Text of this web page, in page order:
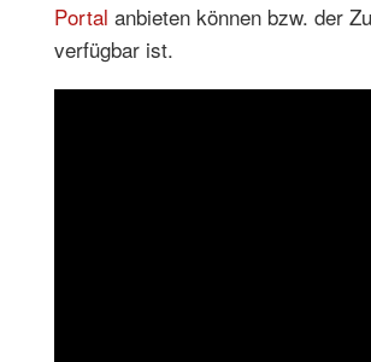
Portal anbieten können bzw. der
verfügbar ist.